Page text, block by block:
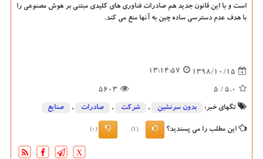
است و با این قانون جدید هم صادرات فناوری های كلیدی مبتنی بر هوش مصنوعی را
با هدف عدم دسترسی ساده چین به آنها منع می كند.
1398/10/15
13:14:57
5.0
/ 5
5603
تگهای خبر: بدون سرنشین , شركت , صادرات , صنایع
این مطلب را می پسندید؟ (1)
(0)
X